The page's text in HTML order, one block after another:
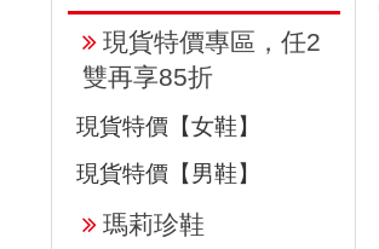
現貨特價專區，任2
雙再享85折
現貨特價【女鞋】
現貨特價【男鞋】
瑪莉珍鞋